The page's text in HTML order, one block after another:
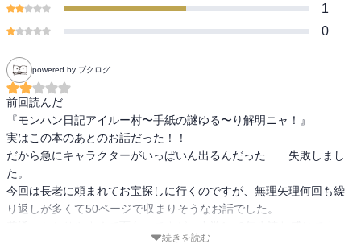
1
0
powered by ブクログ
前回読んだ
『モンハン日記アイルー村〜手紙の謎ゆる〜り解明ニャ！』
実はこの本のあとのお話だった！！
だから急にキャラクターがいっぱいん出るんだった……失敗しまし
た。
今回は長老に頼まれてお宝探しに行くのですが、無理矢理何回も繰
り返しが多くて50ページで収まりそうなお話でした。
続きを読む